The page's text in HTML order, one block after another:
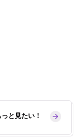
と見たい！